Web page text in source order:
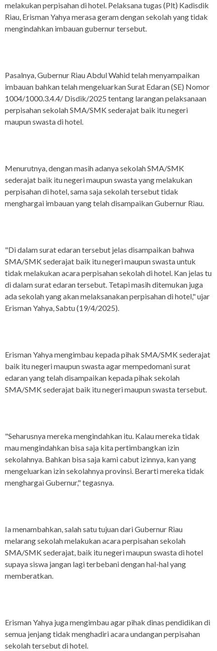
melakukan perpisahan di hotel. Pelaksana tugas (Plt) Kadisdik
Riau, Erisman Yahya merasa geram dengan sekolah yang tidak
mengindahkan imbauan gubernur tersebut.
Pasalnya, Gubernur Riau Abdul Wahid telah menyampaikan
imbauan bahkan telah mengeluarkan Surat Edaran (SE) Nomor
1004/1000.3.4.4/ Disdik/2025 tentang larangan pelaksanaan
perpisahan sekolah SMA/SMK sederajat baik itu negeri
maupun swasta di hotel.
Menurutnya, dengan masih adanya sekolah SMA/SMK
sederajat baik itu negeri maupun swasta yang melakukan
perpisahan di hotel, sama saja sekolah tersebut tidak
menghargai imbauan yang telah disampaikan Gubernur Riau.
"Di dalam surat edaran tersebut jelas disampaikan bahwa
SMA/SMK sederajat baik itu negeri maupun swasta untuk
tidak melakukan acara perpisahan sekolah di hotel. Kan jelas tu
di dalam surat edaran tersebut. Tetapi masih ditemukan juga
ada sekolah yang akan melaksanakan perpisahan di hotel," ujar
Erisman Yahya, Sabtu (19/4/2025).
Erisman Yahya mengimbau kepada pihak SMA/SMK sederajat
baik itu negeri maupun swasta agar mempedomani surat
edaran yang telah disampaikan kepada pihak sekolah
SMA/SMK sederajat baik itu negeri maupun swasta tersebut.
"Seharusnya mereka mengindahkan itu. Kalau mereka tidak
mau mengindahkan bisa saja kita pertimbangkan izin
sekolahnya. Bahkan bisa saja kami cabut izinnya, kan yang
mengeluarkan izin sekolahnya provinsi. Berarti mereka tidak
menghargai Gubernur," tegasnya.
Ia menambahkan, salah satu tujuan dari Gubernur Riau
melarang sekolah melakukan acara perpisahan sekolah
SMA/SMK sederajat, baik itu negeri maupun swasta di hotel
supaya siswa jangan lagi terbebani dengan hal-hal yang
memberatkan.
Erisman Yahya juga mengimbau agar pihak dinas pendidikan di
semua jenjang tidak menghadiri acara undangan perpisahan
sekolah tersebut di hotel.